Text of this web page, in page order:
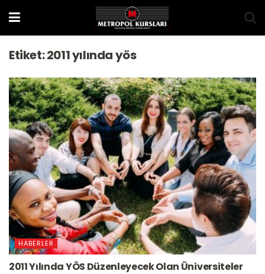
Etiket:2011 yılında yös
HABERLER
2011 Yılında YÖS Düzenleyecek Olan Üniversiteler